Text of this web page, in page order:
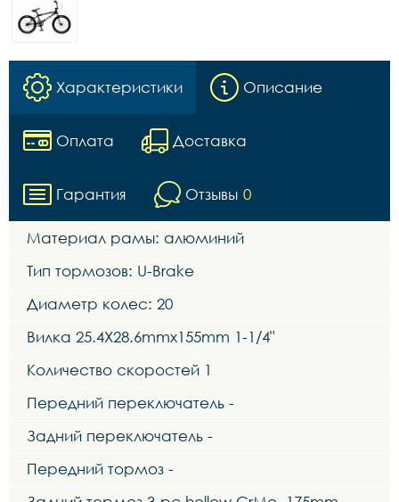
Характеристики Описание
Оплата Доставка
Гарантия Отзывы 0
Материал рамы: алюминий
Тип тормозов: U-Brake
Диаметр колес: 20
Вилка 25.4X28.6mmx155mm 1-1/4"
Количество скоростей 1
Передний переключатель -
Задний переключатель -
Передний тормоз -